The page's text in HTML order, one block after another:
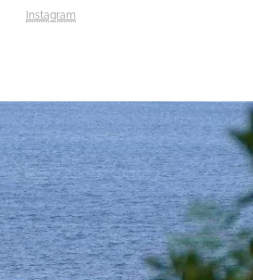
Instagram